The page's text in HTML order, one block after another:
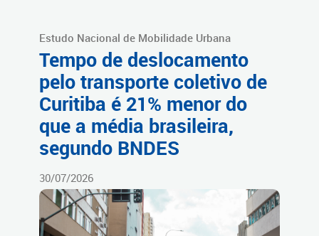
Estudo Nacional de Mobilidade Urbana
Tempo de deslocamento
pelo transporte coletivo de
Curitiba é 21% menor do
que a média brasileira,
segundo BNDES
30/07/2026